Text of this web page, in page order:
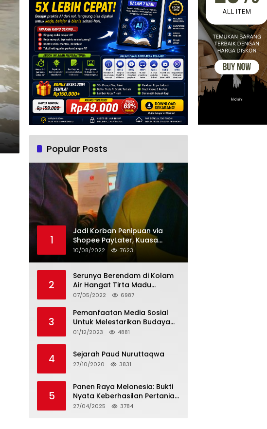
Popular Posts
1
Jadi Korban Penipuan via
Shopee PayLater, Kuasa
Hukum Minta Penangguhan
10/08/2022 7623
2
Serunya Berendam di Kolam
Air Hangat Tirta Madu
Barokah
07/05/2022 6987
3
Pemanfaatan Media Sosial
Untuk Melestarikan Budaya
Lokal
01/12/2023 4881
4 Sejarah Paud Nuruttaqwa
27/10/2020 3831
5
Panen Raya Melonesia: Bukti
Nyata Keberhasilan Pertanian
Modern di Kabupaten Bekasi
27/04/2025 3784